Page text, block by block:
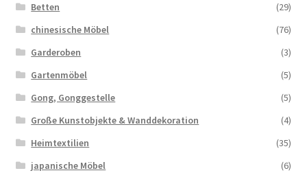
Betten
(29)
chinesische Möbel
(76)
Garderoben
(3)
Gartenmöbel
(5)
Gong, Gonggestelle
(5)
Große Kunstobjekte & Wanddekoration
(4)
Heimtextilien
(35)
japanische Möbel
(6)